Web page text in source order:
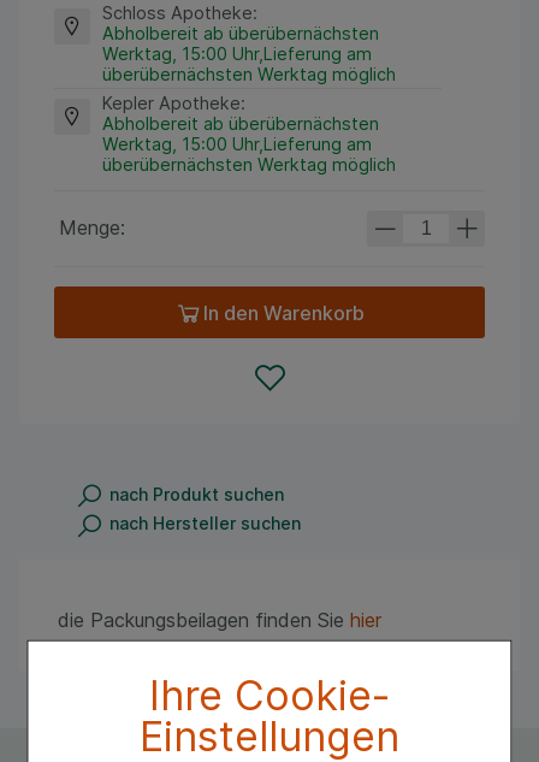
Ihre Cookie-
Einstellungen
Schloss Apotheke:
Abholbereit ab überübernächsten
Werktag, 15:00 Uhr,Lieferung am
überübernächsten Werktag möglich
Kepler Apotheke:
Abholbereit ab überübernächsten
Werktag, 15:00 Uhr,Lieferung am
überübernächsten Werktag möglich
Menge:
In den Warenkorb
nach Produkt suchen
nach Hersteller suchen
die Packungsbeilagen finden Sie hier